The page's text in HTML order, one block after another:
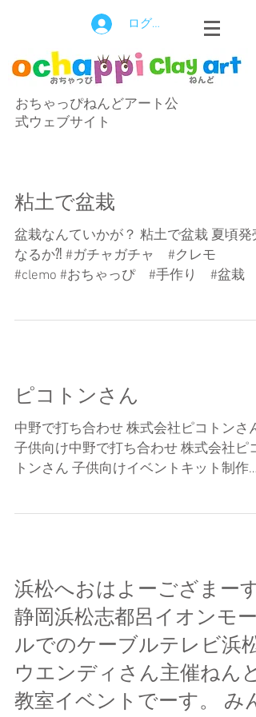
ログイン
おちゃっぴねんどアート公
式ウェブサイト
粘土で盆栽
盆栽なんていかが？ 粘土で盆栽 夏頃発
なるか⁈ #ガチャガチャ #クレモ
#clemo #おちゃっぴ #手作り #盆栽 #
ピコトンさん
中野で打ち合わせ 株式会社ピコトンさん
子供向け中野で打ち合わせ 株式会社ピコ
トンさん 子供向けイベントキット制作の
ど なかなかご一緒できなかった。 3時間
浜松へおはよーござまーす
静岡浜松志都呂イオンモー
ルでのケーブルテレビ浜松
ウエンディさん主催ねんど
教室イベントでーす。 みん